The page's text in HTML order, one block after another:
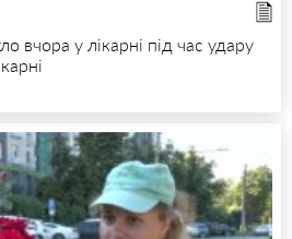
вчора у лікарні під час удару